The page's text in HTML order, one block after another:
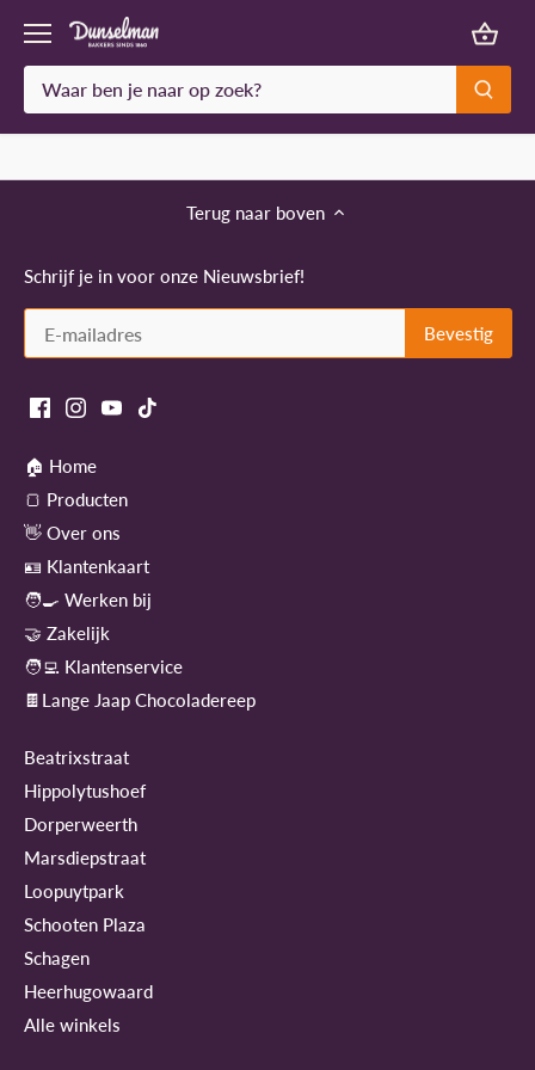
naar
content
Terug naar boven
Schrijf je in voor onze Nieuwsbrief!
🏠 Home
🍞 Producten
👋 Over ons
🪪 Klantenkaart
🧑‍🍳 Werken bij
🤝 Zakelijk
🧑‍💻 Klantenservice
🍫Lange Jaap Chocoladereep
Beatrixstraat
Hippolytushoef
Dorperweerth
Marsdiepstraat
Loopuytpark
Schooten Plaza
Schagen
Heerhugowaard
Alle winkels